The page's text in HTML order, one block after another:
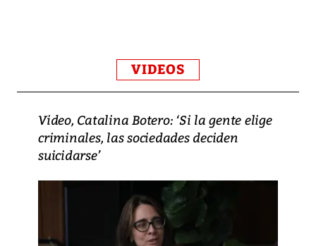
VIDEOS
Video, Catalina Botero: ‘Si la gente elige
criminales, las sociedades deciden
suicidarse’